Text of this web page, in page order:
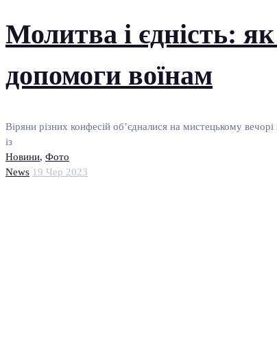
Молитва і єдність:
допомоги воїнам
Віряни різних конфесій об’єдналися на мистецькому
із
Новини, Фото
News 19 Чер 2023